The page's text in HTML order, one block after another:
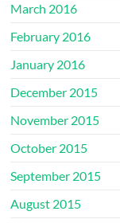
March 2016
February 2016
January 2016
December 2015
November 2015
October 2015
September 2015
August 2015